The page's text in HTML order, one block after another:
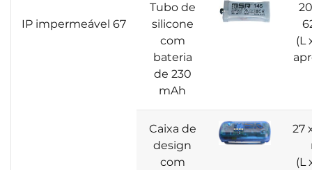
IP impermeável 67
Tubo de
silicone
com
bateria
de 230
mAh
(L
Caixa de
design
com
27
(L